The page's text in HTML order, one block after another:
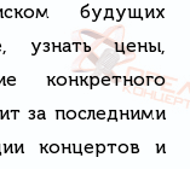
будущих
узнать цены,
конкретного
за последними
концертов и